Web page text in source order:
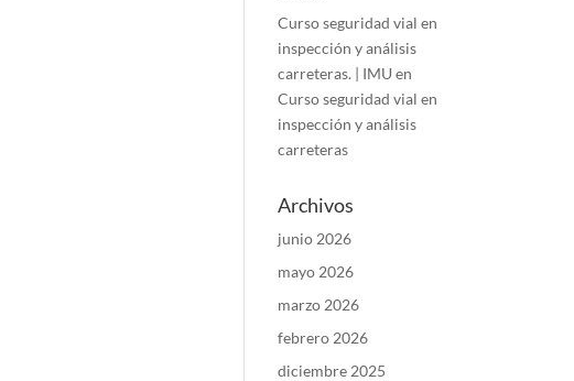
Curso seguridad vial en
inspección y análisis
carreteras. | IMU en
Curso seguridad vial en
inspección y análisis
carreteras
Archivos
junio 2026
mayo 2026
marzo 2026
febrero 2026
diciembre 2025